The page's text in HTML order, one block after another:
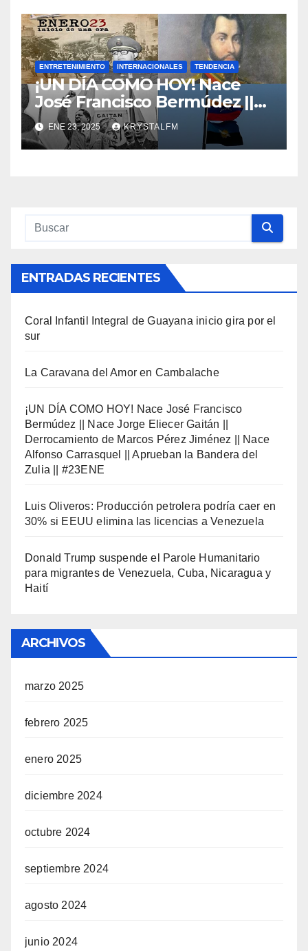
ENTRETENIMIENTO INTERNACIONALES TENDENCIA
¡UN DÍA COMO HOY! Nace
José Francisco Bermúdez ||
Nace Jorge Eliecer Gaitán ||
Derrocamiento de Marcos
Pérez Jiménez || Nace
ENE 23, 2025 KRYSTALFM
ENTRADAS RECIENTES
Coral Infantil Integral de Guayana inicio gira por el
sur
La Caravana del Amor en Cambalache
¡UN DÍA COMO HOY! Nace José Francisco
Bermúdez || Nace Jorge Eliecer Gaitán ||
Derrocamiento de Marcos Pérez Jiménez || Nace
Alfonso Carrasquel || Aprueban la Bandera del
Zulia || #23ENE
Luis Oliveros: Producción petrolera podría caer en
30% si EEUU elimina las licencias a Venezuela
Donald Trump suspende el Parole Humanitario
para migrantes de Venezuela, Cuba, Nicaragua y
Haití
ARCHIVOS
marzo 2025
febrero 2025
enero 2025
diciembre 2024
octubre 2024
septiembre 2024
agosto 2024
junio 2024